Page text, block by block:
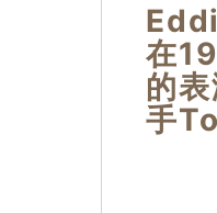
在
的
手